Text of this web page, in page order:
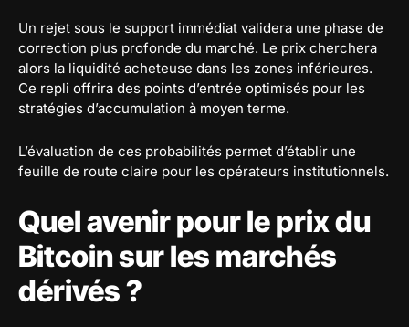
Un rejet sous le support immédiat validera une phase de
correction plus profonde du marché. Le prix cherchera
alors la liquidité acheteuse dans les zones inférieures.
Ce repli offrira des points d’entrée optimisés pour les
stratégies d’accumulation à moyen terme.
L’évaluation de ces probabilités permet d’établir une
feuille de route claire pour les opérateurs institutionnels.
Quel avenir pour le prix du
Bitcoin sur les marchés
dérivés ?